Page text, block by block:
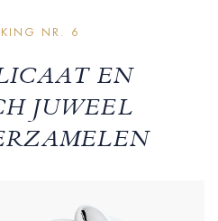
NR. 6
EN
JUWEEL